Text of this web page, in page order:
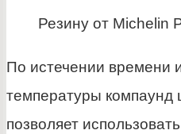
Резину от Michelin
По истечении времени
температуры компаунд
позволяет